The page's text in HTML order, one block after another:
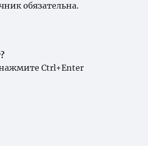
обязательна.
Ctrl+Enter